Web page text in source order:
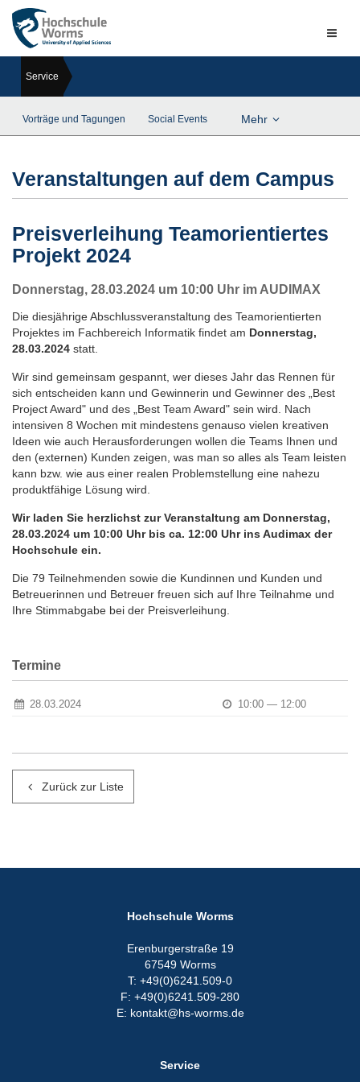
Service
Vorträge und Tagungen Social Events Mehr
Veranstaltungen auf dem Campus
Preisverleihung Teamorientiertes
Projekt 2024
Donnerstag, 28.03.2024 um 10:00 Uhr im AUDIMAX
Die diesjährige Abschlussveranstaltung des Teamorientierten
Projektes im Fachbereich Informatik findet am Donnerstag,
28.03.2024 statt.
Wir sind gemeinsam gespannt, wer dieses Jahr das Rennen für
sich entscheiden kann und Gewinnerin und Gewinner des „Best
Project Award" und des „Best Team Award" sein wird. Nach
intensiven 8 Wochen mit mindestens genauso vielen kreativen
Ideen wie auch Herausforderungen wollen die Teams Ihnen und
den (externen) Kunden zeigen, was man so alles als Team leisten
kann bzw. wie aus einer realen Problemstellung eine nahezu
produktfähige Lösung wird.
Wir laden Sie herzlichst zur Veranstaltung am Donnerstag,
28.03.2024 um 10:00 Uhr bis ca. 12:00 Uhr ins Audimax der
Hochschule ein.
Die 79 Teilnehmenden sowie die Kundinnen und Kunden und
Betreuerinnen und Betreuer freuen sich auf Ihre Teilnahme und
Ihre Stimmabgabe bei der Preisverleihung.
Termine
28.03.2024 10:00 — 12:00
Zurück zur Liste
Hochschule Worms
Erenburgerstraße 19
67549 Worms
T: +49(0)6241.509-0
F: +49(0)6241.509-280
E: kontakt@hs-worms.de
Service